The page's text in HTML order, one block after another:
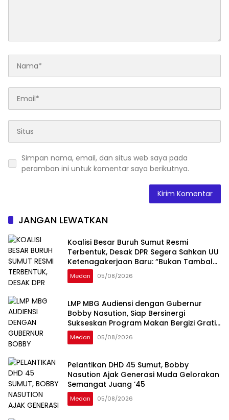
Simpan nama, email, dan situs web saya pada
peramban ini untuk komentar saya berikutnya.
JANGAN LEWATKAN
Koalisi Besar Buruh Sumut Resmi
Terbentuk, Desak DPR Segera Sahkan UU
Ketenagakerjaan Baru: “Bukan Tambal
Sulam, Tapi Perubahan Total”
Medan 05/08/2026
LMP MBG Audiensi dengan Gubernur
Bobby Nasution, Siap Bersinergi
Sukseskan Program Makan Bergizi Gratis
di Sumatera Utara
Medan 05/08/2026
Pelantikan DHD 45 Sumut, Bobby
Nasution Ajak Generasi Muda Gelorakan
Semangat Juang ’45
Medan 05/08/2026